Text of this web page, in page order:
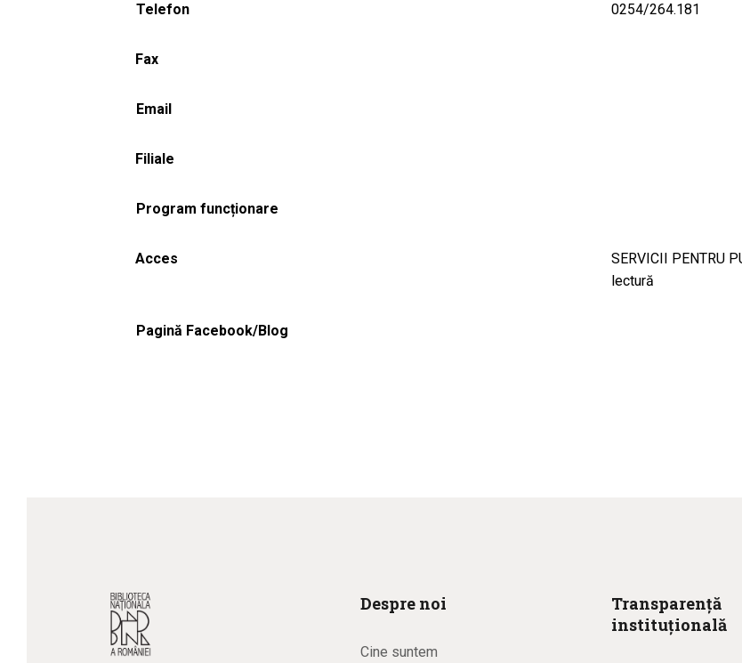
Telefon 0254/264.181
Fax
Email
Filiale
Program funcționare
Acces
SERVICII PENTRU
lectură
Pagină Facebook/Blog
Despre noi
Cine suntem
Transparență
instituțională